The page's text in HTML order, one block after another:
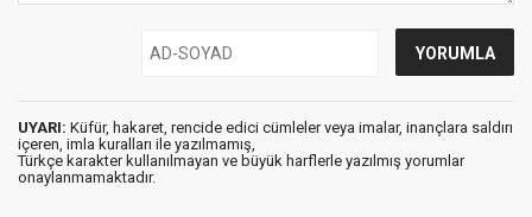
UYARI: Küfür, hakaret, rencide edici cümleler veya imalar, inançlara saldırı
içeren, imla kuralları ile yazılmamış,
Türkçe karakter kullanılmayan ve büyük harflerle yazılmış yorumlar
onaylanmamaktadır.